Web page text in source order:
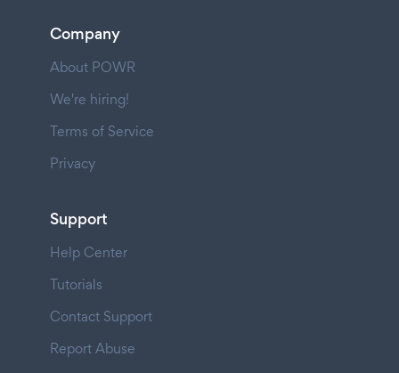
Company
About POWR
We're hiring!
Terms of Service
Privacy
Support
Help Center
Tutorials
Contact Support
Report Abuse